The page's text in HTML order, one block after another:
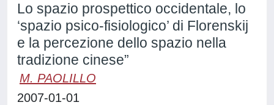
Lo spazio prospettico occidentale, lo
‘spazio psico-fisiologico’ di Florenskij
e la percezione dello spazio nella
tradizione cinese”
M. PAOLILLO
2007-01-01